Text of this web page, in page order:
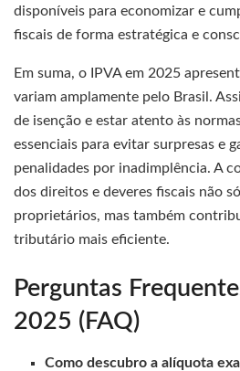
disponíveis para economizar e
fiscais de forma estratégica e
Em suma, o IPVA em 2025
variam amplamente pelo Brasil.
de isenção e estar atento às
essenciais para evitar surpresas e
penalidades por inadimplência. A
dos direitos e deveres fiscais não
proprietários, mas também
tributário mais eficiente.
Perguntas
2025 (FAQ)
Como descubro a alíquota